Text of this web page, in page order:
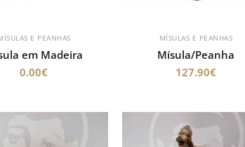
E PEANHAS
em Madeira
0.00€
MÍSULAS E PEANHAS
Mísula/Peanha
127.90€